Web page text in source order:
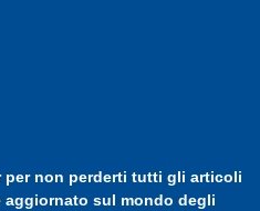
per non perderti tutti gli articoli
aggiornato sul mondo degli